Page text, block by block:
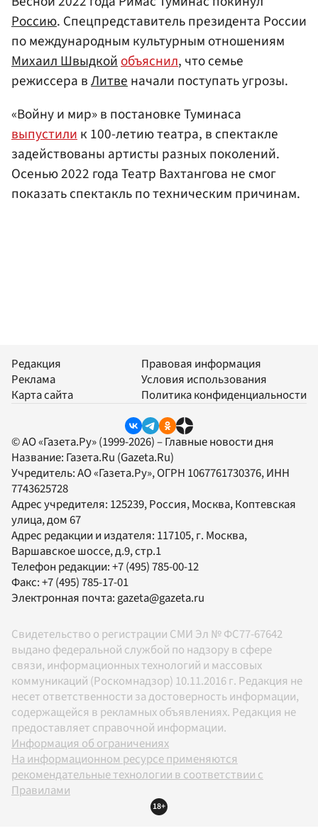
Россию. Спецпредставитель президента России
по международным культурным отношениям
Михаил Швыдкойобъяснил, что семье
режиссера вЛитвеначали поступать угрозы.
«Войну и мир» в постановке Туминаса
выпустилик 100-летию театра, в спектакле
задействованы артисты разных поколений.
Осенью 2022 года Театр Вахтангова не смог
показать спектакль по техническим причинам.
Редакция
Реклама
Карта сайта
Правовая информация
Условия использования
Политика конфиденциальности
© АО «Газета.Ру» (1999-2026) – Главные новости дня
Название: Газета.Ru (Gazeta.Ru)
Учредитель:АО «Газета.Ру», ОГРН 1067761730376, ИНН
7743625728
Адрес учредителя: 125239, Россия, Москва, Коптевская
улица, дом 67
Адрес редакции и издателя: 117105, г. Москва,
Варшавское шоссе, д.9, стр.1
Телефон редакции:+7 (495) 785-00-12
Факс:+7 (495) 785-17-01
Электронная почта: gazeta@gazeta.ru
Свидетельство о регистрации СМИ Эл № ФС77-67642
выдано федеральной службой по надзору в сфере
связи, информационных технологий и массовых
коммуникаций (Роскомнадзор) 10.11.2016 г. Редакция не
несет ответственности за достоверность информации,
содержащейся в рекламных объявлениях. Редакция не
предоставляет справочной информации.
Информация об ограничениях
На информационном ресурсе применяются
рекомендательные технологии в соответствии с
Правилами
18+